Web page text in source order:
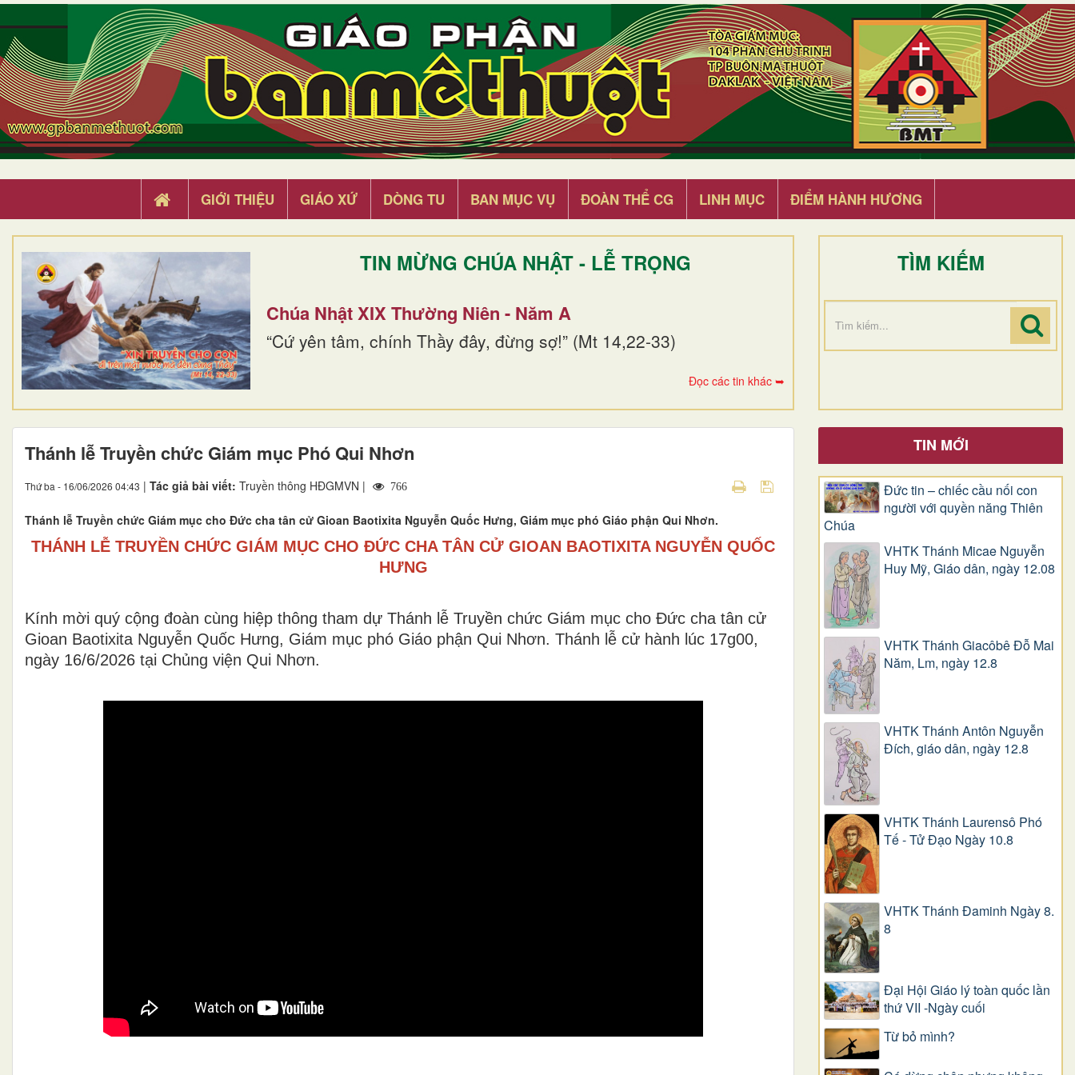
GIỚI THIỆU GIÁO XỨ DÒNG TU BAN MỤC VỤ ĐOÀN THỂ CG LINH MỤC ĐIỂM HÀNH HƯƠNG
TIN MỪNG CHÚA NHẬT - LỄ TRỌNG
Chúa Nhật XIX Thường Niên - Năm A
“Cứ yên tâm, chính Thầy đây, đừng sợ!” (Mt 14,22-33)
Đọc các tin khác ➥
TÌM KIẾM
Thánh lễ Truyền chức Giám mục Phó Qui Nhơn
Thứ ba - 16/06/2026 04:43 | Tác giả bài viết: Truyền thông HĐGMVN | 766
Thánh lễ Truyền chức Giám mục cho Đức cha tân cử Gioan Baotixita Nguyễn Quốc Hưng, Giám mục phó Giáo phận Qui Nhơn.
THÁNH LỄ TRUYỀN CHỨC GIÁM MỤC CHO ĐỨC CHA TÂN CỬ GIOAN BAOTIXITA NGUYỄN QUỐC
HƯNG
Kính mời quý cộng đoàn cùng hiệp thông tham dự Thánh lễ Truyền chức Giám mục cho Đức cha tân cử
Gioan Baotixita Nguyễn Quốc Hưng, Giám mục phó Giáo phận Qui Nhơn. Thánh lễ cử hành lúc 17g00,
ngày 16/6/2026 tại Chủng viện Qui Nhơn.
TIN MỚI
Đức tin – chiếc cầu nối con
người với quyền năng Thiên
Chúa
VHTK Thánh Micae Nguyễn
Huy Mỹ, Giáo dân, ngày 12.08
VHTK Thánh Giacôbê Ðỗ Mai
Năm, Lm, ngày 12.8
VHTK Thánh Antôn Nguyễn
Ðích, giáo dân, ngày 12.8
VHTK Thánh Laurensô Phó
Tế - Tử Đạo Ngày 10.8
VHTK Thánh Đaminh Ngày 8.
8
Đại Hội Giáo lý toàn quốc lần
thứ VII -Ngày cuối
Từ bỏ mình?